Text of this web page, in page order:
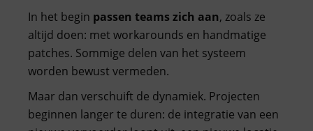
In het begin passen teams zich aan, zoals ze
altijd doen: met workarounds en handmatige
patches. Sommige delen van het systeem
worden bewust vermeden.
Maar dan verschuift de dynamiek. Projecten
beginnen langer te duren: de integratie van een